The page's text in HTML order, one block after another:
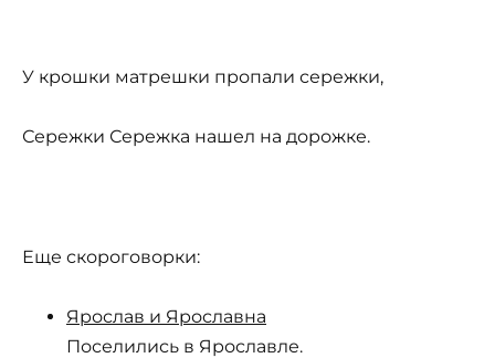
У крошки матрешки пропали сережки,
Сережки Сережка нашел на дорожке.
Еще скороговорки:
Ярослав и Ярославна
Поселились в Ярославле.